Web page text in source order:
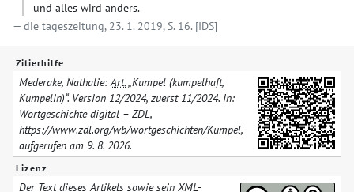
und alles wird anders.
die tageszeitung, 23. 1. 2019, S. 16. [IDS]
Zitierhilfe
Mederake, Nathalie:Art.„Kumpel (kumpelhaft,
Kumpelin)“. Version 12/​2024, zuerst 11/​2024. In:
Wortgeschichte digital – ZDL,
https://www.zdl.org/​wb/​wortgeschichten/​Kumpel,
aufgerufen am 9. 8. 2026.
Lizenz
Der Text dieses Artikels sowie sein XML-